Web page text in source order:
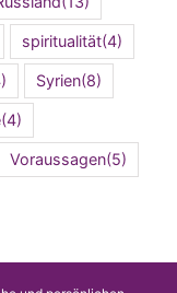
spiritualität(4)
Syrien(8)
(4)
Voraussagen(5)